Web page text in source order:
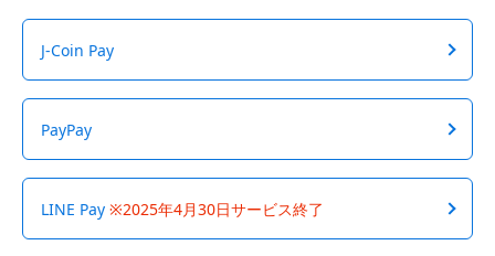
J-Coin Pay
PayPay
LINE Pay ※2025年4月30日サービス終了